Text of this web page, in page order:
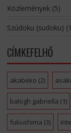
Közlemények(5)
Szúdoku (sudoku)
CÍMKEFELHŐ
akabeko (2)
balogh gabriella (1)
fukushima (3)